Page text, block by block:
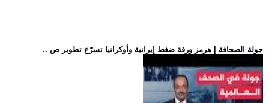
.. جولة الصحافة | هرمز ورقة ضغط إيرانية وأوكرانيا تسرّع تطوير ص